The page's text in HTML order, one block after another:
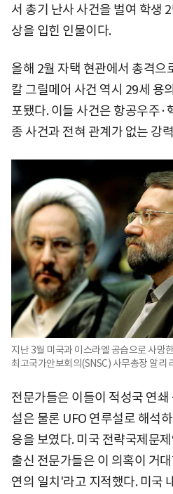
서 총기 난사 사건을 벌여 학생
상을 입힌 인물이다.
올해 2월 자택 현관에서 총격으
칼 그릴메어 사건 역시 29세 용
포됐다. 이들 사건은 항공우주·
종 사건과 전혀 관계가 없는 강
지난 3월 미국과 이스라엘 공습으로 사망
최고국가안보회의(SNSC) 사무총장 알리
전문가들은 이들이 적성국 연
설은 물론 UFO 연루설로 해석
응을 보였다. 미국 전략국제문
출신 전문가들은 이 의혹이 거
연의 일치'라고 지적했다. 미국